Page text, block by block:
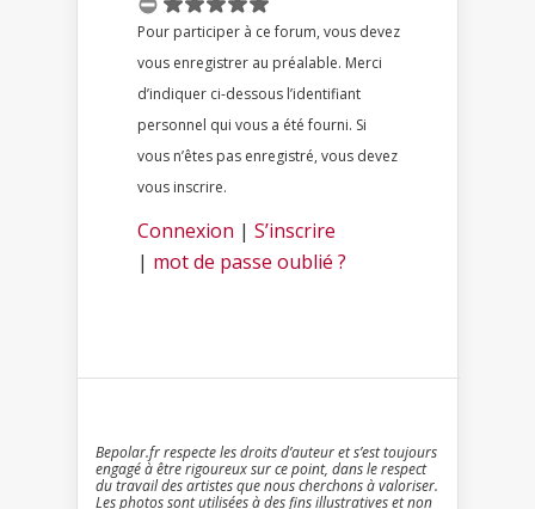
Pour participer à ce forum, vous devez
vous enregistrer au préalable. Merci
d’indiquer ci-dessous l’identifiant
personnel qui vous a été fourni. Si
vous n’êtes pas enregistré, vous devez
vous inscrire.
Connexion | S’inscrire
| mot de passe oublié ?
Bepolar.fr respecte les droits d’auteur et s’est toujours
engagé à être rigoureux sur ce point, dans le respect
du travail des artistes que nous cherchons à valoriser.
Les photos sont utilisées à des fins illustratives et non